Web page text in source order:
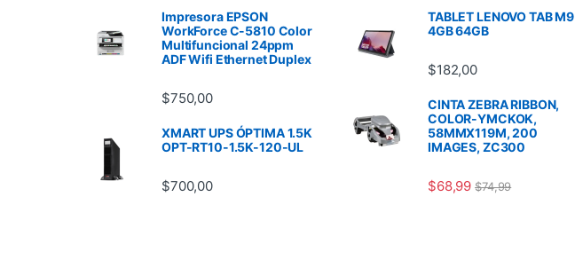
Impresora EPSON
WorkForce C-5810 Color
Multifuncional 24ppm
ADF Wifi Ethernet Duplex
$750,00
XMART UPS ÓPTIMA 1.5K
OPT-RT10-1.5K-120-UL
$700,00
TABLET LENOVO TAB M9
4GB 64GB
$182,00
CINTA ZEBRA RIBBON,
COLOR-YMCKOK,
58MMX119M, 200
IMAGES, ZC300
$68,99 $74,99